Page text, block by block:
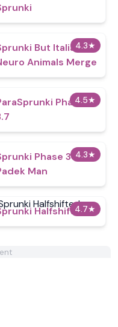
4.3★
But Italian
Animals Merge
4.5★
Phase
4.3★
Phase 3
Man
4.7★
Halfshifted